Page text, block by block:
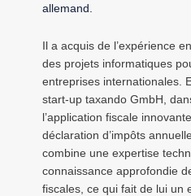
allemand.
Il a acquis de l’expérience
des projets informatiques
entreprises internationales.
start-up taxando GmbH,
l’application fiscale
déclaration d’impôts
combine une expertise
connaissance approfondie
fiscales, ce qui fait de lui un